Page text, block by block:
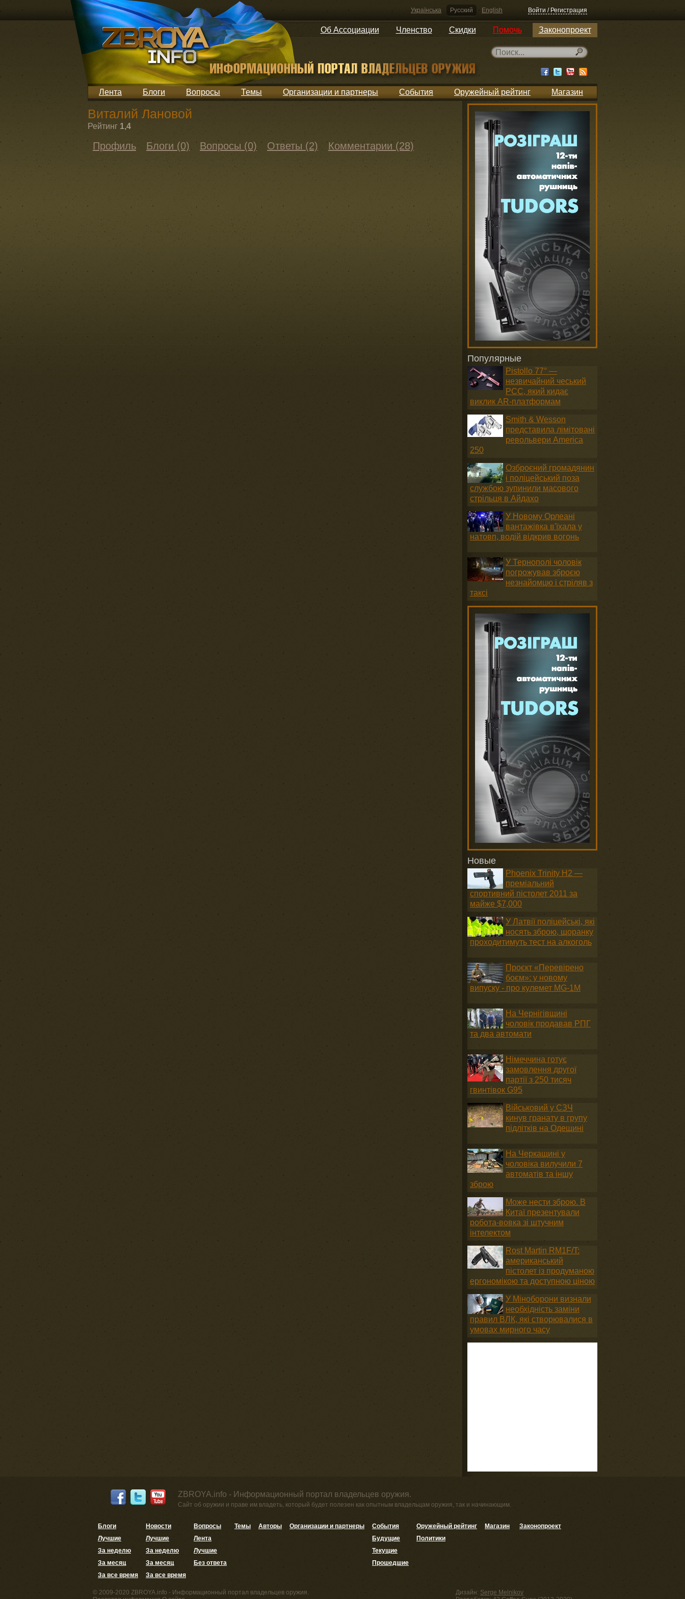
Українська Русский English Войти / Регистрация
Об Ассоциации Членство Скидки Помочь Законопроект
Лента Блоги Вопросы Темы Организации и партнеры События Оружейный рейтинг Магазин
Виталий Лановой
Рейтинг 1,4
Профиль Блоги (0) Вопросы (0) Ответы (2) Комментарии (28)
Популярные
Pistollo 77° —
незвичайний чеський
PCC, який кидає
виклик AR-платформам
Smith & Wesson
представила лімітовані
револьвери America
250
Озброєний громадянин
і поліцейський поза
службою зупинили масового
стрільця в Айдахо
У Новому Орлеані
вантажівка в'їхала у
натовп, водій відкрив вогонь
У Тернополі чоловік
погрожував зброєю
незнайомцю і стріляв з
таксі
Новые
Phoenix Trinity H2 —
преміальний
спортивний пістолет 2011 за
майже $7,000
У Латвії поліцейські, які
носять зброю, щоранку
проходитимуть тест на алкоголь
Проєкт «Перевірено
боєм»: у новому
випуску - про кулемет MG-1М
На Чернігівщині
чоловік продавав РПГ
та два автомати
Німеччина готує
замовлення другої
партії з 250 тисяч
гвинтівок G95
Військовий у СЗЧ
кинув гранату в групу
підлітків на Одещині
На Черкащині у
чоловіка вилучили 7
автоматів та іншу
зброю
Може нести зброю. В
Китаї презентували
робота-вовка зі штучним
інтелектом
Rost Martin RM1F/T:
американський
пістолет із продуманою
ергономікою та доступною ціною
У Міноборони визнали
необхідність заміни
правил ВЛК, які створювалися в
умовах мирного часу
ZBROYA.info - Информационный портал владельцев оружия.
Сайт об оружии и праве им владеть, который будет полезен как опытным владельцам оружия, так и начинающим.
Блоги
Лучшие
За неделю
За месяц
За все время
Новости
Лучшие
За неделю
За месяц
За все время
Вопросы
Лента
Лучшие
Без ответа
Темы Авторы Организации и партнеры
События
Будущие
Текущие
Прошедшие
Оружейный рейтинг
Политики
Магазин Законопроект
© 2009-2020 ZBROYA.info - Информационный портал владельцев оружия.
Дизайн: Serge Melnikov